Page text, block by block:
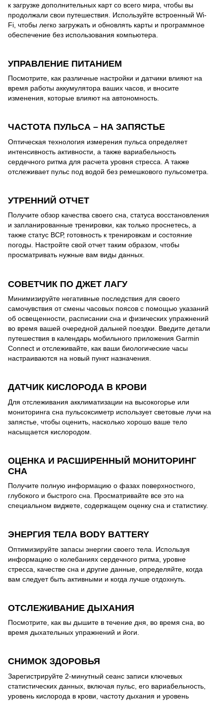
к загрузке дополнительных карт со всего мира, чтобы вы
продолжали свои путешествия. Используйте встроенный Wi-
Fi, чтобы легко загружать и обновлять карты и программное
обеспечение без использования компьютера.
УПРАВЛЕНИЕ ПИТАНИЕМ
Посмотрите, как различные настройки и датчики влияют на
время работы аккумулятора ваших часов, и вносите
изменения, которые влияют на автономность.
ЧАСТОТА ПУЛЬСА – НА ЗАПЯСТЬЕ
Оптическая технология измерения пульса определяет
интенсивность активности, а также вариабельность
сердечного ритма для расчета уровня стресса. А также
отслеживает пульс под водой без ремешкового пульсометра.
УТРЕННИЙ ОТЧЕТ
Получите обзор качества своего сна, статуса восстановления
и запланированные тренировки, как только проснетесь, а
также статус ВСР, готовность к тренировкам и состояние
погоды. Настройте свой отчет таким образом, чтобы
просматривать нужные вам виды данных.
СОВЕТЧИК ПО ДЖЕТ ЛАГУ
Минимизируйте негативные последствия для своего
самочувствия от смены часовых поясов с помощью указаний
об освещенности, расписании сна и физических упражнений
во время вашей очередной дальней поездки. Введите детали
путешествия в календарь мобильного приложения Garmin
Connect и отслеживайте, как ваши биологические часы
настраиваются на новый пункт назначения.
ДАТЧИК КИСЛОРОДА В КРОВИ
Для отслеживания акклиматизации на высокогорье или
мониторинга сна пульсоксиметр использует световые лучи на
запястье, чтобы оценить, насколько хорошо ваше тело
насыщается кислородом.
ОЦЕНКА И РАСШИРЕННЫЙ МОНИТОРИНГ
СНА
Получите полную информацию о фазах поверхностного,
глубокого и быстрого сна. Просматривайте все это на
специальном виджете, содержащем оценку сна и статистику.
ЭНЕРГИЯ ТЕЛА BODY BATTERY
Оптимизируйте запасы энергии своего тела. Используя
информацию о колебаниях сердечного ритма, уровне
стресса, качестве сна и другие данные, определяйте, когда
вам следует быть активными и когда лучше отдохнуть.
ОТСЛЕЖИВАНИЕ ДЫХАНИЯ
Посмотрите, как вы дышите в течение дня, во время сна, во
время дыхательных упражнений и йоги.
СНИМОК ЗДОРОВЬЯ
Зарегистрируйте 2-минутный сеанс записи ключевых
статистических данных, включая пульс, его вариабельность,
уровень кислорода в крови, частоту дыхания и уровень